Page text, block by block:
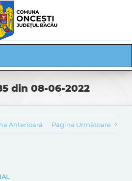
din 08-06-2022
Anterioară Pagina Următoare